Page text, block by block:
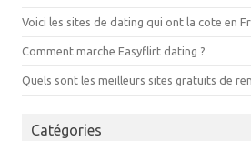
Voici les sites de dating qui ont la cote en
Comment marche Easyflirt dating ?
Quels sont les meilleurs sites gratuits de
Catégories